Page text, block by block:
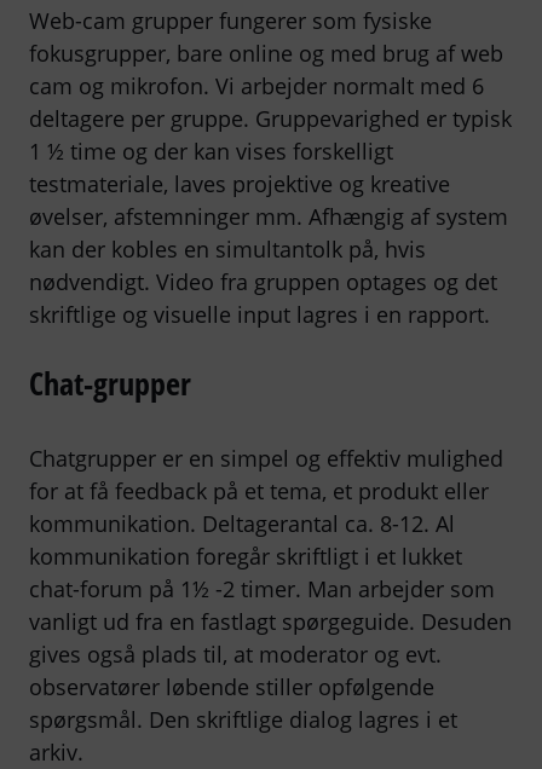
Web-cam grupper fungerer som fysiske
fokusgrupper, bare online og med brug af web
cam og mikrofon. Vi arbejder normalt med 6
deltagere per gruppe. Gruppevarighed er typisk
1 ½ time og der kan vises forskelligt
testmateriale, laves projektive og kreative
øvelser, afstemninger mm. Afhængig af system
kan der kobles en simultantolk på, hvis
nødvendigt. Video fra gruppen optages og det
skriftlige og visuelle input lagres i en rapport.
Chat-grupper
Chatgrupper er en simpel og effektiv mulighed
for at få feedback på et tema, et produkt eller
kommunikation. Deltagerantal ca. 8-12. Al
kommunikation foregår skriftligt i et lukket
chat-forum på 1½ -2 timer. Man arbejder som
vanligt ud fra en fastlagt spørgeguide. Desuden
gives også plads til, at moderator og evt.
observatører løbende stiller opfølgende
spørgsmål. Den skriftlige dialog lagres i et
arkiv.